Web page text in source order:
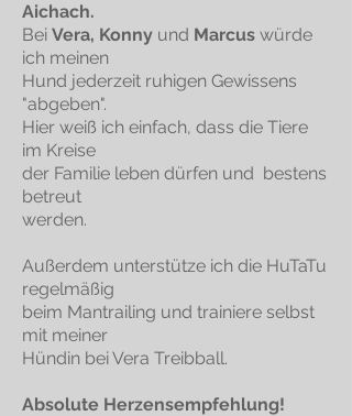
Aichach.
Bei Vera, Konny und Marcus würde
ich meinen
Hund jederzeit ruhigen Gewissens
"abgeben".
Hier weiß ich einfach, dass die Tiere
im Kreise
der Familie leben dürfen und bestens
betreut
werden.
Außerdem unterstütze ich die HuTaTu
regelmäßig
beim Mantrailing und trainiere selbst
mit meiner
Hündin bei Vera Treibball.
Absolute Herzensempfehlung!